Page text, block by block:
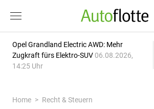
Opel Grandland Electric AWD: Mehr
Zugkraft fürs Elektro-SUV 06.08.2026,
14:25 Uhr
Home
Recht & Steuern